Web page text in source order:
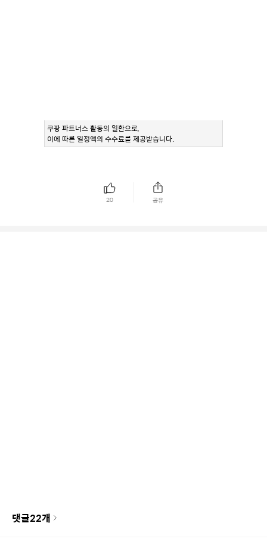
쿠팡 파트너스 활동의 일환으로,
이에 따른 일정액의 수수료를 제공받습니다.
20 공유
댓글22개